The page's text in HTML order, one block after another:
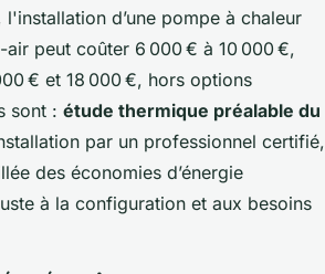
d’une pompe à chaleur
peut coûter 6 000 € à 10 000 €,
€ et 18 000 €, hors options
sont : étude thermique préalable du
par un professionnel certifié,
des économies d’énergie
à la configuration et aux besoins